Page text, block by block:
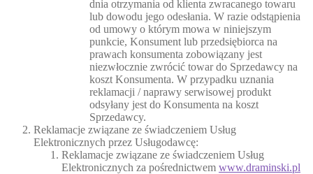
dnia otrzymania od klienta zwracanego towaru
lub dowodu jego odesłania. W razie odstąpienia
od umowy o którym mowa w niniejszym
punkcie, Konsument lub przedsiębiorca na
prawach konsumenta zobowiązany jest
niezwłocznie zwrócić towar do Sprzedawcy na
koszt Konsumenta. W przypadku uznania
reklamacji / naprawy serwisowej produkt
odsyłany jest do Konsumenta na koszt
Sprzedawcy.
Reklamacje związane ze świadczeniem Usług
Elektronicznych przez Usługodawcę:
Reklamacje związane ze świadczeniem Usług
Elektronicznych za pośrednictwem www.draminski.pl